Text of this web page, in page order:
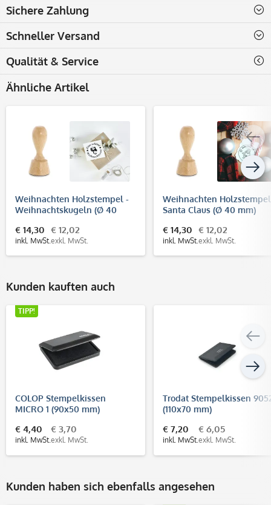
Sichere Zahlung
Schneller Versand
Qualität & Service
Ähnliche Artikel
Weihnachten Holzstempel -
Weihnachtskugeln (Ø 40
€ 14,30
inkl. MwSt.
€ 12,02
exkl. MwSt.
Weihnachten
Santa Claus (Ø 40 mm)
€ 14,30
inkl. MwSt.
€ 12,02
exkl. MwSt.
Kunden kauften auch
TIPP!
COLOP Stempelkissen
MICRO 1 (90x50 mm)
€ 4,40
inkl. MwSt.
€ 3,70
exkl. MwSt.
Trodat Stempelkissen
(110x70 mm)
€ 7,20
inkl. MwSt.
€ 6,05
exkl. MwSt.
Kunden haben sich ebenfalls angesehen